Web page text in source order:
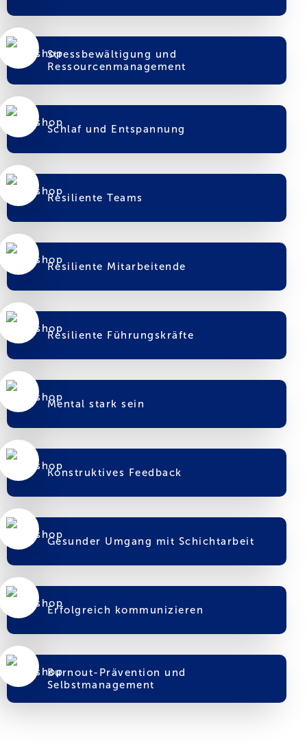
Stressbewältigung und
Ressourcenmanagement
Schlaf und Entspannung
Resiliente Teams
Resiliente Mitarbeitende
Resiliente Führungskräfte
Mental stark sein
Konstruktives Feedback
Gesunder Umgang mit Schichtarbeit
Erfolgreich kommunizieren
Burnout-Prävention und
Selbstmanagement